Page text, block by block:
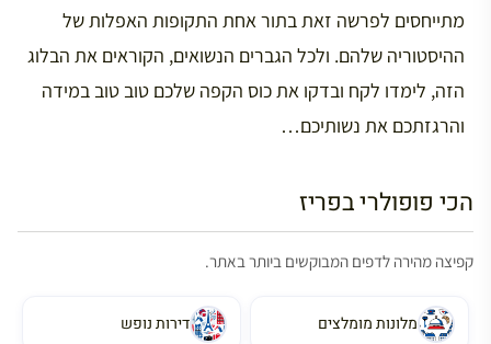
מתייחסים לפרשה זאת בתור אחת התקופות האפלות של
ההיסטוריה שלהם. ולכל הגברים הנשואים, הקוראים את הבלוג
הזה, לימדו לקח ובדקו את כוס הקפה שלכם טוב טוב במידה
והרגזתכם את נשותיכם…
הכי פופולרי בפריז
קפיצה מהירה לדפים המבוקשים ביותר באתר.
מלונות מומלצים דירות נופש